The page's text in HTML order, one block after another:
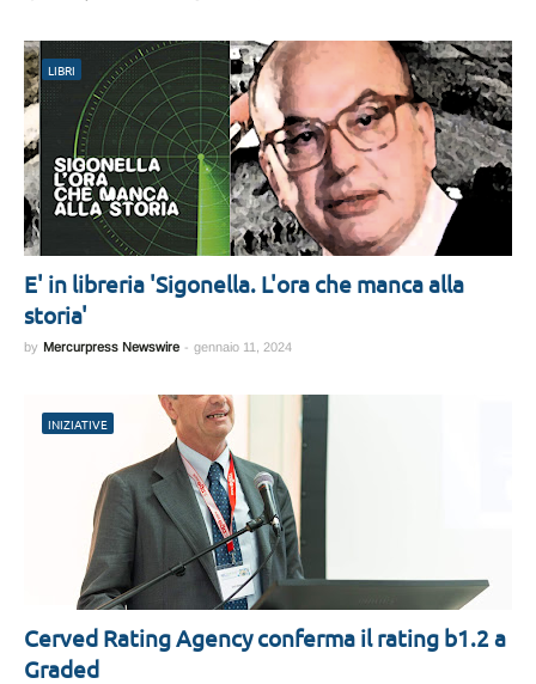
LIBRI
E' in libreria 'Sigonella. L'ora che manca alla
storia'
by Mercurpress Newswire - gennaio 11, 2024
INIZIATIVE
Cerved Rating Agency conferma il rating b1.2 a
Graded